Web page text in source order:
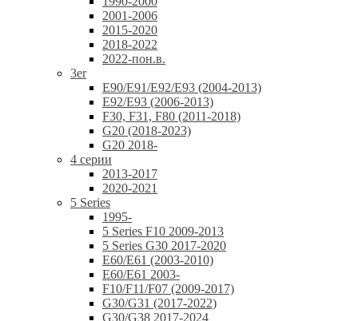
2001-2006
2015-2020
2018-2022
2022-пон.в.
3er
E90/E91/E92/E93 (2004-2013)
E92/E93 (2006-2013)
F30, F31, F80 (2011-2018)
G20 (2018-2023)
G20 2018-
4 серии
2013-2017
2020-2021
5 Series
1995-
5 Series F10 2009-2013
5 Series G30 2017-2020
E60/E61 (2003-2010)
E60/E61 2003-
F10/F11/F07 (2009-2017)
G30/G31 (2017-2022)
G30/G38 2017-2024